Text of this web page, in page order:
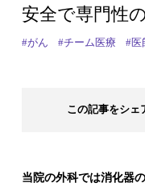
安全で専門性
#がん #チーム医療 #医
この記事をシェ
当院の外科では消化器